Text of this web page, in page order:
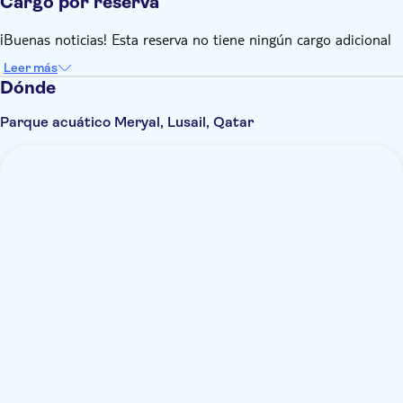
¡Buenas noticias! Esta reserva no tiene ningún cargo adicional
Leer más
Dónde
Parque acuático Meryal, Lusail, Qatar